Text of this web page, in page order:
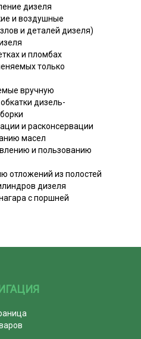
дизеля
и воздушные
и деталей дизеля)
и пломбах
только
вручную
дизель-
и расконсервации
масел
и пользованию
отложений из полостей
дизеля
с поршней